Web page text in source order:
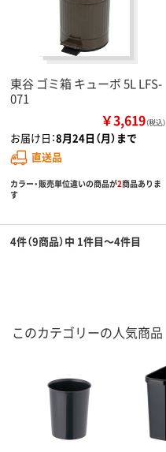
東谷 ゴミ箱 キューボ 5L LFS-
071
￥3,619（税込）
お届け日：8月24日（月）まで
直送品
カラー・販売単位違いの商品が2商品ありま
す
4件（9商品）中 1件目～4件目
このカテゴリーの人気商品